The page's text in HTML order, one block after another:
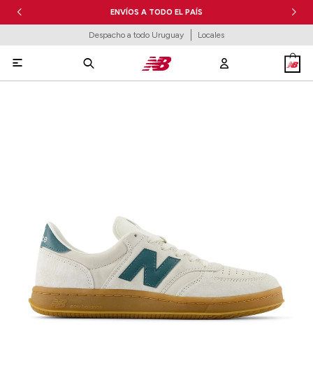
ENVÍOS A TODO EL PAÍS
Despacho a todo Uruguay Locales
